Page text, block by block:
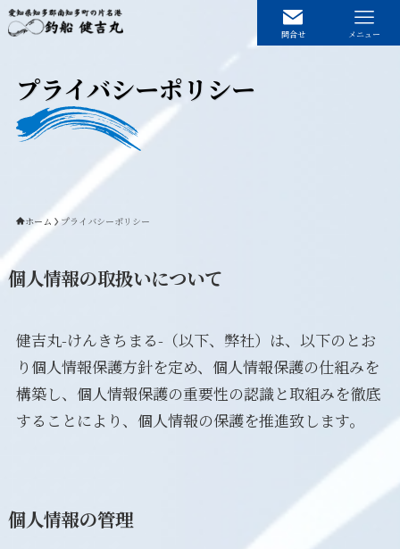
ホーム
業務規程等の情報公表
保険証券
問合せ メニュー
プライバシーポリシー
ホーム プライバシーポリシー
個人情報の取扱いについて
健吉丸-けんきちまる-（以下、弊社）は、以下のとお
り個人情報保護方針を定め、個人情報保護の仕組みを
構築し、個人情報保護の重要性の認識と取組みを徹底
することにより、個人情報の保護を推進致します。
個人情報の管理